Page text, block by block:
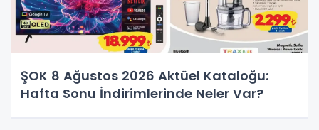
ŞOK 8 Ağustos 2026 Aktüel Kataloğu:
Hafta Sonu İndirimlerinde Neler Var?